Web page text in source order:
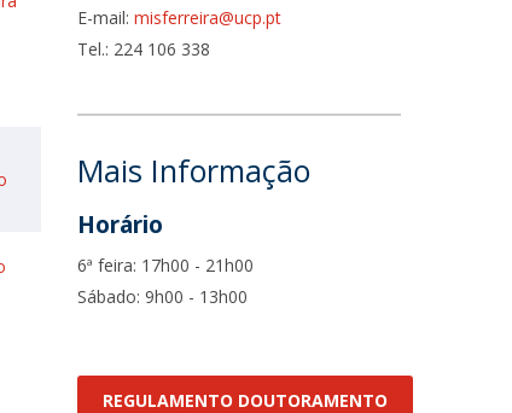
de Emprego
E-mail:misferreira@ucp.pt
Tel.: 224 106 338
Mais Informação
Horário
6ª feira: 17h00 - 21h00
Sábado: 9h00 - 13h00
REGULAMENTO DOUTORAMENTO